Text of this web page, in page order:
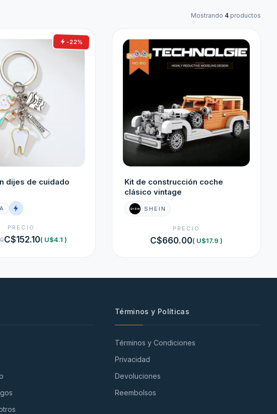
Mostrando 4 productos
-22%
dijes de cuidado
PRECIO
C$152.10( U$4.1 )
Kit de construcción coche
clásico vintage
SHEIN
PRECIO
C$660.00( U$17.9 )
Términos y Políticas
Términos y Condiciones
Privacidad
Devoluciones
Reembolsos